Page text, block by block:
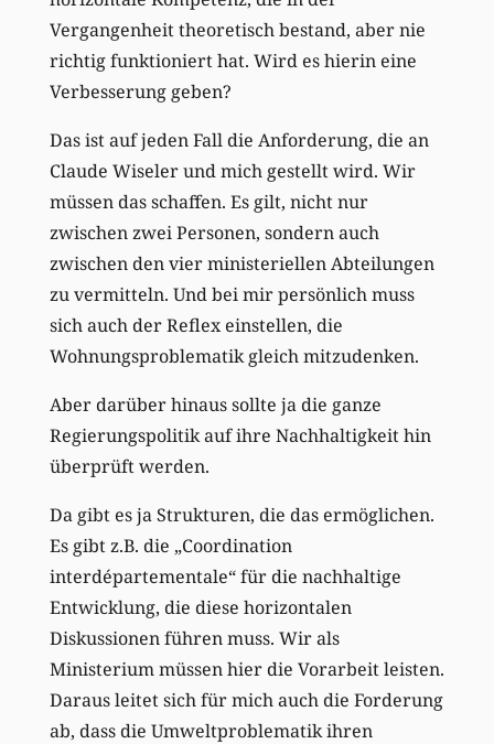
Vergangenheit theoretisch bestand, aber nie
richtig funktioniert hat. Wird es hierin eine
Verbesserung geben?
Das ist auf jeden Fall die Anforderung, die an
Claude Wiseler und mich gestellt wird. Wir
müssen das schaffen. Es gilt, nicht nur
zwischen zwei Personen, sondern auch
zwischen den vier ministeriellen Abteilungen
zu vermitteln. Und bei mir persönlich muss
sich auch der Reflex einstellen, die
Wohnungsproblematik gleich mitzudenken.
Aber darüber hinaus sollte ja die ganze
Regierungspolitik auf ihre Nachhaltigkeit hin
überprüft werden.
Da gibt es ja Strukturen, die das ermöglichen.
Es gibt z.B. die „Coordination
interdépartementale“ für die nachhaltige
Entwicklung, die diese horizontalen
Diskussionen führen muss. Wir als
Ministerium müssen hier die Vorarbeit leisten.
Daraus leitet sich für mich auch die Forderung
ab, dass die Umweltproblematik ihren